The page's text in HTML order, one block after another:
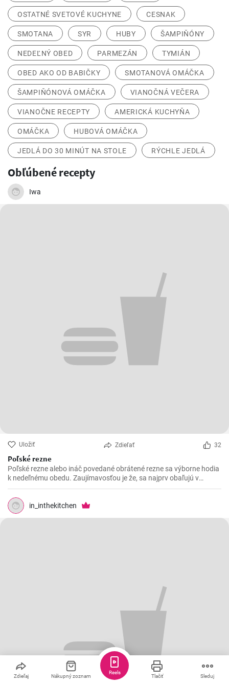
OSTATNÉ SVETOVÉ KUCHYNE CESNAK
SMOTANA SYR HUBY ŠAMPIŇÓNY
NEDEĽNÝ OBED PARMEZÁN TYMIÁN
OBED AKO OD BABIČKY SMOTANOVÁ OMÁČKA
ŠAMPIŇÓNOVÁ OMÁČKA VIANOČNÁ VEČERA
VIANOČNE RECEPTY AMERICKÁ KUCHYŇA
OMÁČKA HUBOVÁ OMÁČKA
JEDLÁ DO 30 MINÚT NA STOLE RÝCHLE JEDLÁ
Obľúbené recepty
Iwa
Uložiť Zdieľať 32
Poľské rezne
Poľské rezne alebo ináč povedané obrátené rezne sa výborne hodia
k nedeľnému obedu. Zaujímavosťou je že, sa najprv obaľujú v
strúhanke a až následne vo vajíčku.
in_inthekitchen
Zdieľaj Nákupný zoznam Tlačiť Sleduj
Reels